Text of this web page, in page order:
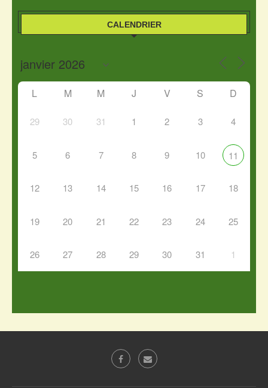
CALENDRIER
L M M J V S D
29 30 31 1 2 3 4
5 6 7 8 9 10 11
12 13 14 15 16 17 18
19 20 21 22 23 24 25
26 27 28 29 30 31 1